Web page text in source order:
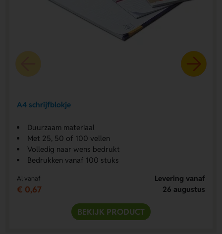
A4 schrijfblokje
Duurzaam materiaal
Met 25, 50 of 100 vellen
Volledig naar wens bedrukt
Bedrukken vanaf 100 stuks
Al vanaf
€ 0,67
Levering vanaf
26 augustus
BEKIJK PRODUCT